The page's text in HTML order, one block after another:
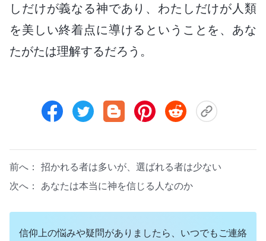
しだけが義なる神であり、わたしだけが人類
を美しい終着点に導けるということを、あな
たがたは理解するだろう。
前へ： 招かれる者は多いが、選ばれる者は少ない
次へ： あなたは本当に神を信じる人なのか
信仰上の悩みや疑問がありましたら、いつでもご連絡